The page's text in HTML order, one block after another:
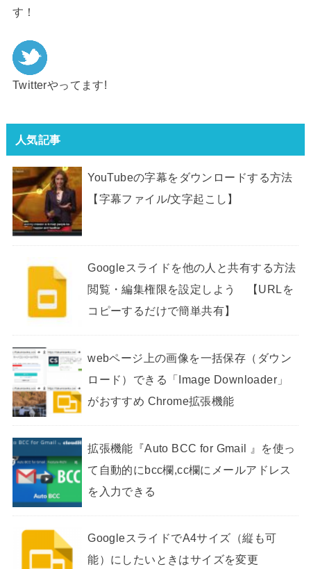
す！
Twitterやってます!
人気記事
YouTubeの字幕をダウンロードする方法
【字幕ファイル/文字起こし】
Googleスライドを他の人と共有する方法
閲覧・編集権限を設定しよう 【URLを
コピーするだけで簡単共有】
webページ上の画像を一括保存（ダウン
ロード）できる「Image Downloader」
がおすすめ Chrome拡張機能
拡張機能『Auto BCC for Gmail 』を使っ
て自動的にbcc欄,cc欄にメールアドレス
を入力できる
GoogleスライドでA4サイズ（縦も可
能）にしたいときはサイズを変更